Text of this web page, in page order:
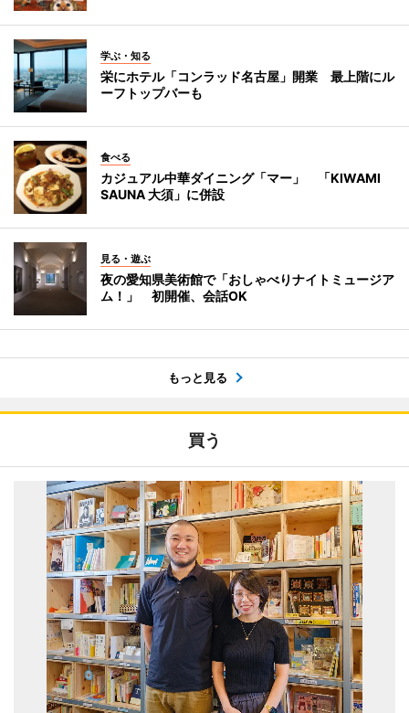
学ぶ・知る
栄にホテル「コンラッド名古屋」開業 最上階にル
ーフトップバーも
食べる
カジュアル中華ダイニング「マー」 「KIWAMI
SAUNA 大須」に併設
見る・遊ぶ
夜の愛知県美術館で「おしゃべりナイトミュージア
ム！」 初開催、会話OK
もっと見る
買う